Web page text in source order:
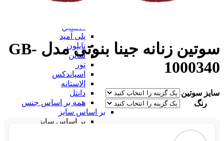
پلی آمید
نایلون
ساتن
تور
اسپاندکس
الاستانه
دانتل
همه بر اساس جنس
بر اساس سایز
بر اساس سایز
سوتین زنانه جینا بنوتی مدل GB-
1000340
سایز سوتین
رنگ